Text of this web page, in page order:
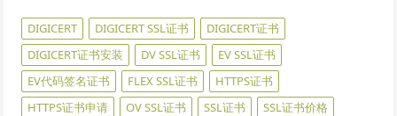
DIGICERT DIGICERT SSL证书
DIGICERT证书
DIGICERT证书安装
DV SSL证书
EV SSL证书
EV代码签名证书
FLEX SSL证书
HTTPS证书
HTTPS证书申请
OV SSL证书 SSL证书
SSL证书价格